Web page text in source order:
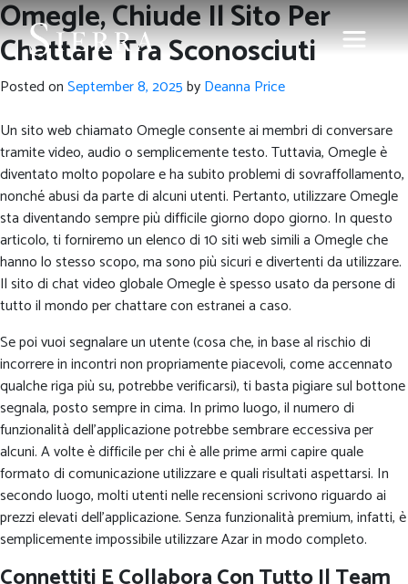
Omegle, Chiude Il Sito Per
Chattare Tra Sconosciuti
Posted onSeptember 8, 2025byDeanna Price
Un sito web chiamato Omegle consente ai membri di conversare
tramite video, audio o semplicemente testo. Tuttavia, Omegle è
diventato molto popolare e ha subito problemi di sovraffollamento,
nonché abusi da parte di alcuni utenti. Pertanto, utilizzare Omegle
sta diventando sempre più difficile giorno dopo giorno. In questo
articolo, ti forniremo un elenco di 10 siti web simili a Omegle che
hanno lo stesso scopo, ma sono più sicuri e divertenti da utilizzare.
Il sito di chat video globale Omegle è spesso usato da persone di
tutto il mondo per chattare con estranei a caso.
Se poi vuoi segnalare un utente (cosa che, in base al rischio di
incorrere in incontri non propriamente piacevoli, come accennato
qualche riga più su, potrebbe verificarsi), ti basta pigiare sul bottone
segnala, posto sempre in cima. In primo luogo, il numero di
funzionalità dell’applicazione potrebbe sembrare eccessiva per
alcuni. A volte è difficile per chi è alle prime armi capire quale
formato di comunicazione utilizzare e quali risultati aspettarsi. In
secondo luogo, molti utenti nelle recensioni scrivono riguardo ai
prezzi elevati dell’applicazione. Senza funzionalità premium, infatti, è
semplicemente impossibile utilizzare Azar in modo completo.